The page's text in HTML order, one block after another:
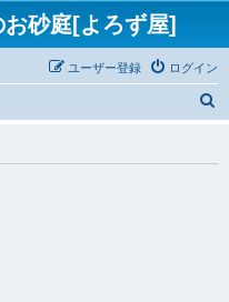
砂庭[よろず屋]
ログイン
ユーザー登録